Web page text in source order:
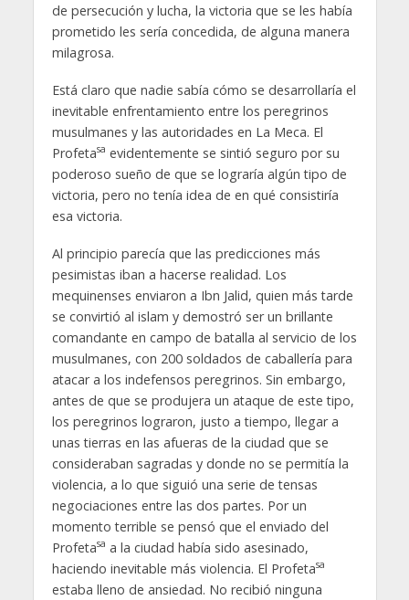
de persecución y lucha, la victoria que se les había
prometido les sería concedida, de alguna manera
milagrosa.
Está claro que nadie sabía cómo se desarrollaría el
inevitable enfrentamiento entre los peregrinos
musulmanes y las autoridades en La Meca. El
Profetasa evidentemente se sintió seguro por su
poderoso sueño de que se lograría algún tipo de
victoria, pero no tenía idea de en qué consistiría
esa victoria.
Al principio parecía que las predicciones más
pesimistas iban a hacerse realidad. Los
mequinenses enviaron a Ibn Jalid, quien más tarde
se convirtió al islam y demostró ser un brillante
comandante en campo de batalla al servicio de los
musulmanes, con 200 soldados de caballería para
atacar a los indefensos peregrinos. Sin embargo,
antes de que se produjera un ataque de este tipo,
los peregrinos lograron, justo a tiempo, llegar a
unas tierras en las afueras de la ciudad que se
consideraban sagradas y donde no se permitía la
violencia, a lo que siguió una serie de tensas
negociaciones entre las dos partes. Por un
momento terrible se pensó que el enviado del
Profetasa a la ciudad había sido asesinado,
haciendo inevitable más violencia. El Profetasa
estaba lleno de ansiedad. No recibió ninguna